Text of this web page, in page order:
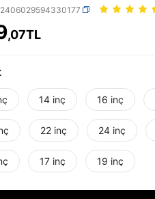
AND
,07TL
14 inç 16 inç
22 inç 24 inç
17 inç 19 inç